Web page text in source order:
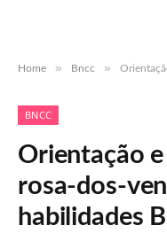
Home » Bncc » Orientação e
BNCC
Orientação
rosa-dos-
habilidades